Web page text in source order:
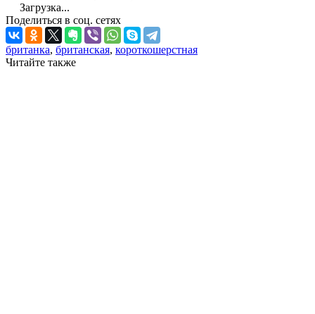
Загрузка...
Поделиться в соц. сетях
британка, британская, короткошерстная
Читайте также